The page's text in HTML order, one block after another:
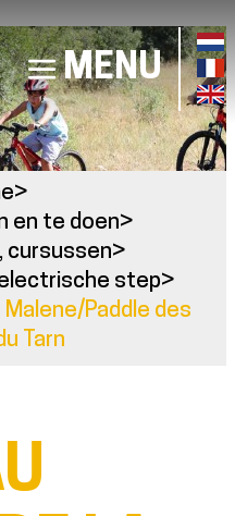
MENU
>
en te doen>
cursussen>
electrische step>
Malene/Paddle des
Tarn